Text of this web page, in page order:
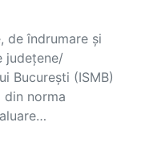
de îndrumare şi
județene/
București (ISMB)
norma